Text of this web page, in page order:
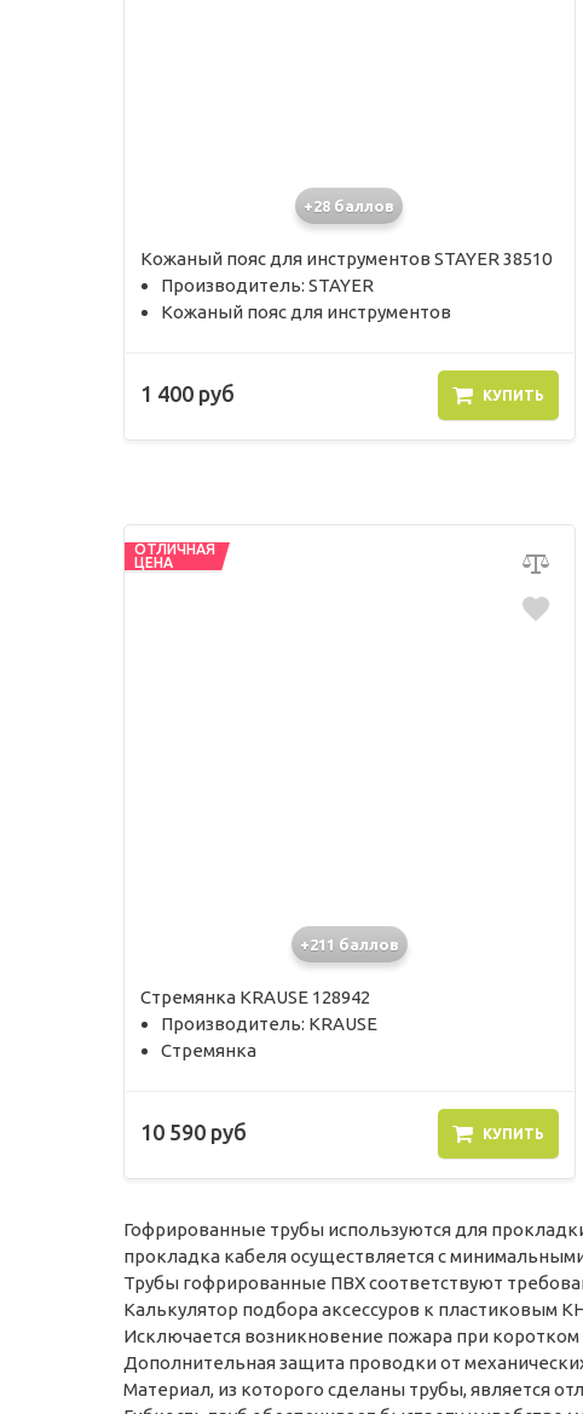
+28 баллов
Кожаный пояс для инструментов STAYER 38510
Производитель: STAYER
Кожаный пояс для инструментов
1 400 руб КУПИТЬ
ОТЛИЧНАЯ
ЦЕНА
+211 баллов
Стремянка KRAUSE 128942
Производитель: KRAUSE
Стремянка
10 590 руб КУПИТЬ
Гофрированные трубы используются для
прокладка кабеля осуществляется с
Трубы гофрированные ПВХ соответствуют
Калькулятор подбора аксессуров к пластиковым
Исключается возникновение пожара при
Дополнительная защита проводки от
Материал, из которого сделаны трубы, является